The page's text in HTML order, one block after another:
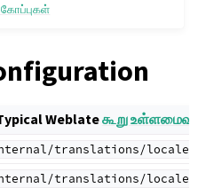
கோப்புகள்
Weblateகூறு உள்ளமைவு
translations/locales/
translations/